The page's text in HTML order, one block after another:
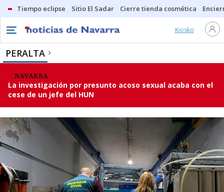
Tiempo eclipse Sitio El Sadar Cierre tienda cosmética
Kiosko
PERALTA
NAVARRA
La investigación por presunto acoso sexual acaba con el
cese de un jefe del HUN